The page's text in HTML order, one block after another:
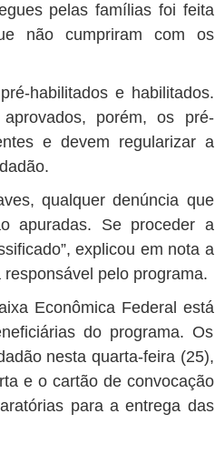
pelas famílias foi feita
não cumpriram com os
habilitados e habilitados.
porém, os pré-
e devem regularizar a
qualquer denúncia que
apuradas. Se proceder a
explicou em nota a
pelo programa.
Econômica Federal está
do programa. Os
nesta quarta-feira (25),
e o cartão de convocação
para a entrega das